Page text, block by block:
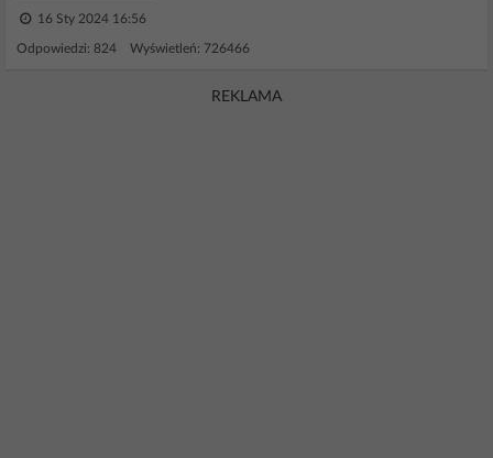
16 Sty 2024 16:56
Odpowiedzi: 824 Wyświetleń: 726466
REKLAMA